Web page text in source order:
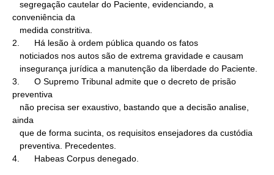
conveniência da
2.      Há lesão à ordem pública quando os fatos
3.      O Supremo Tribunal admite que o decreto de prisão
preventiva
ainda
4.      Habeas Corpus denegado.